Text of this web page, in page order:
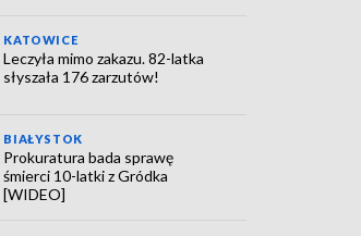
KATOWICE
Leczyła mimo zakazu. 82-latka
słyszała 176 zarzutów!
BIAŁYSTOK
Prokuratura bada sprawę
śmierci 10-latki z Gródka
[WIDEO]